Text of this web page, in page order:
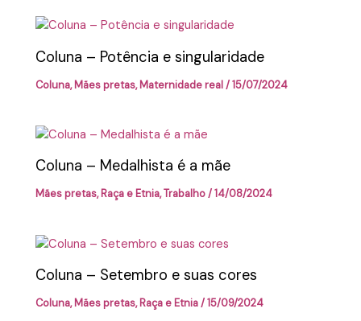
Coluna – Potência e singularidade
Coluna,Mães pretas,Maternidade real/15/07/2024
Coluna – Medalhista é a mãe
Mães pretas,Raça e Etnia,Trabalho/14/08/2024
Coluna – Setembro e suas cores
Coluna,Mães pretas,Raça e Etnia/15/09/2024